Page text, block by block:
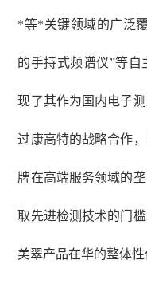
*等*关键领域的广泛
的手持式频谱仪”等
现了其作为国内电子
过康高特的战略合作
牌在高端服务领域的
取先进检测技术的门
美翠产品在华的整体性